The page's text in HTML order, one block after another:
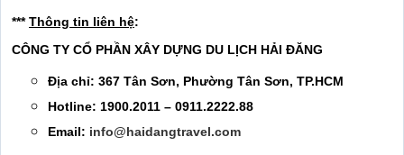
***Thông tin liên hệ:
CÔNG TY CỔ PHẦN XÂY DỰNG DU LỊCH HẢI ĐĂNG
Địa chỉ: 367 Tân Sơn, Phường Tân Sơn, TP.HCM
Hotline: 1900.2011 – 0911.2222.88
Email: info@haidangtravel.com